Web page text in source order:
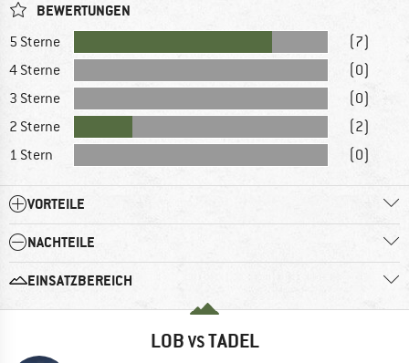
BEWERTUNGEN
5 Sterne
(7)
4 Sterne
(0)
3 Sterne
(0)
2 Sterne
(2)
1 Stern
(0)
VORTEILE
NACHTEILE
EINSATZBEREICH
LOB VSTADEL